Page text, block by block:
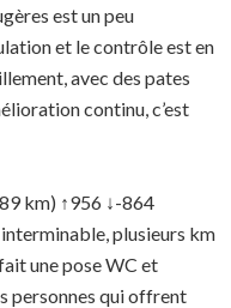
est un peu
et le contrôle est en
avec des pates
continu, c’est
km) ↑956 ↓-864
plusieurs km
une pose WC et
personnes qui offrent